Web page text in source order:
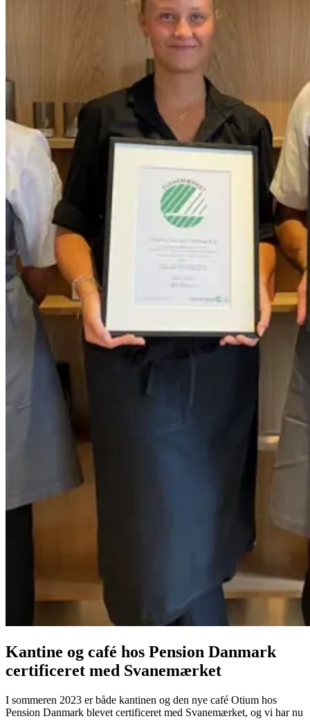
Kantine og café hos Pension Danmark
certificeret med Svanemærket
I sommeren 2023 er både kantinen og den nye café Otium hos
Pension Danmark blevet certificeret med Svanemærket, og vi har nu